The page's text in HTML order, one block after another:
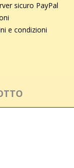
sicuro PayPal
e condizioni